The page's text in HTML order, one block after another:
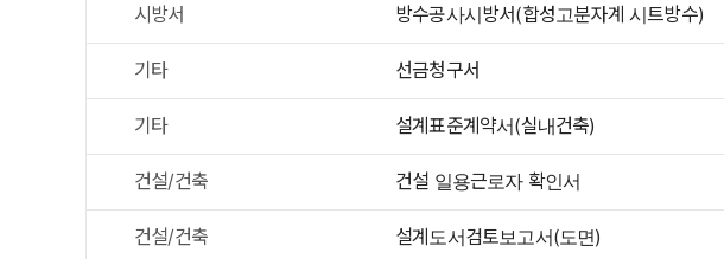
시방서 방수공사시방서(합성고분자계 시트방수)
기타 선금청구서
기타 설계표준계약서(실내건축)
건설/건축 건설 일용근로자 확인서
건설/건축 설계도서검토보고서(도면)